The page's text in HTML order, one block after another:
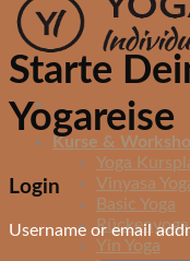
Kurse &
Yoga
Vinyasa
Basic Yoga
Rückenyoga
Yin Yoga
Starte
Yogareise
Login
Username or email